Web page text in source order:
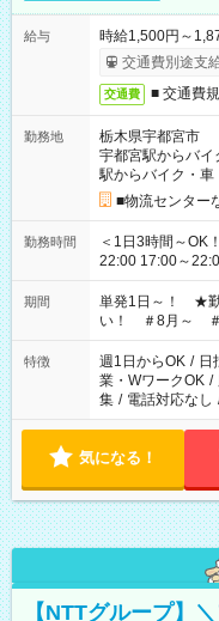
給与
時給1,500円～
交通費別途支
交通費 ■ 交通費
勤務地
栃木県宇都宮市
宇都宮駅からバイ
駅からバイク・車
■物流センタ
勤務時間
＜1日3時間～OK！＞ ▼ 例えば… ▼ 15:00～18:00
22:00 17:00～22:00 など こちら以外の時間も
ださい！
期間
単発1日～！ ★勤
い！ ＃8月～
特徴 週1日からOK / 日
業・WワークOK /
集 / 電話対応なし
気になる！
【NTTグループ】